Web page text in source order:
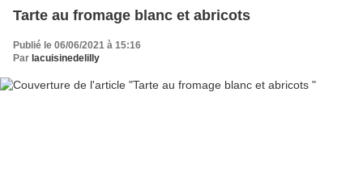
Tarte au fromage blanc et abricots
Publié le 06/06/2021 à 15:16
Par lacuisinedelilly